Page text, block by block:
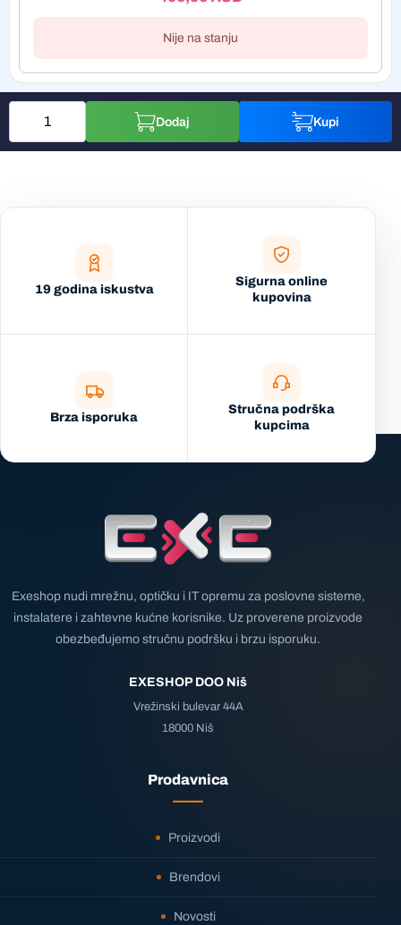
Nije na stanju
Dodaj Kupi
19 godina iskustva
Sigurna online
kupovina
Brza isporuka
Stručna podrška
kupcima
Exeshop nudi mrežnu, optičku i IT opremu za poslovne sisteme,
instalatere i zahtevne kućne korisnike. Uz proverene proizvode
obezbeđujemo stručnu podršku i brzu isporuku.
EXESHOP DOO Niš
Vrežinski bulevar 44A
18000 Niš
Prodavnica
Proizvodi
Brendovi
Novosti